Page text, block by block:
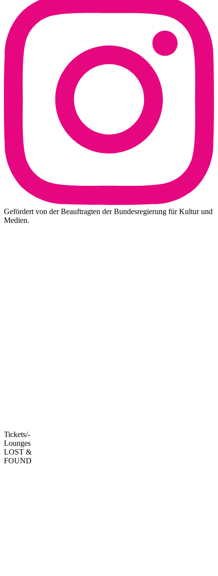
Gefördert von der Beauftragten der Bundesregierung für Kultur und
Medien.
Tickets/-
Lounges
LOST &
FOUND